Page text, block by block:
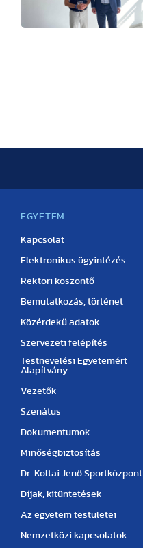
EGYETEM
Kapcsolat
Elektronikus ügyintézés
Rektori köszöntő
Bemutatkozás, történet
Közérdekű adatok
Szervezeti felépítés
Testnevelési Egyetemért
Alapítvány
Vezetők
Szenátus
Dokumentumok
Minőségbiztosítás
Dr. Koltai Jenő Sportközpont
Díjak, kitüntetések
Az egyetem testületei
Nemzetközi kapcsolatok